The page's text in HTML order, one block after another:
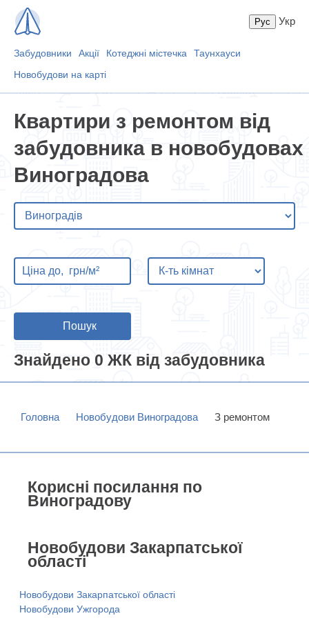
Забудовники Акції Котеджні містечка
Таунхауси
Новобудови на карті
Укр
Квартири з ремонтом від
забудовника в новобудовах
Виноградова
Пошук
Знайдено 0 ЖК від забудовника
Головна Новобудови Виноградова З ремонтом
Корисні посилання по
Виноградову
Новобудови Закарпатської
області
Новобудови Закарпатської області
Новобудови Ужгорода